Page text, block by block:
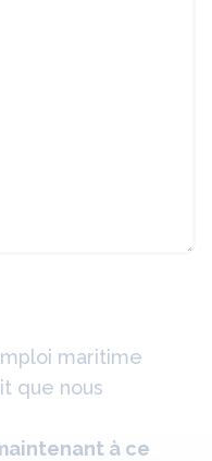
maritime
que nous
à ce